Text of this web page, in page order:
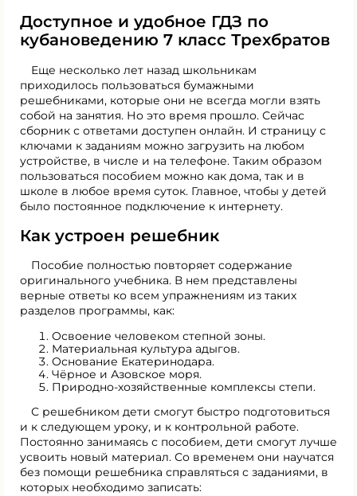
Доступное и удобное ГДЗ по
кубановедению 7 класс Трехбратов
Еще несколько лет назад школьникам
приходилось пользоваться бумажными
решебниками, которые они не всегда могли взять
собой на занятия. Но это время прошло. Сейчас
сборник с ответами доступен онлайн. И страницу с
ключами к заданиям можно загрузить на любом
устройстве, в числе и на телефоне. Таким образом
пользоваться пособием можно как дома, так и в
школе в любое время суток. Главное, чтобы у детей
было постоянное подключение к интернету.
Как устроен решебник
Пособие полностью повторяет содержание
оригинального учебника. В нем представлены
верные ответы ко всем упражнениям из таких
разделов программы, как:
Освоение человеком степной зоны.
Материальная культура адыгов.
Основание Екатеринодара.
Чёрное и Азовское моря.
Природно-хозяйственные комплексы степи.
С решебником дети смогут быстро подготовиться
и к следующем уроку, и к контрольной работе.
Постоянно занимаясь с пособием, дети смогут лучше
усвоить новый материал. Со временем они научатся
без помощи решебника справляться с заданиями, в
которых необходимо записать: